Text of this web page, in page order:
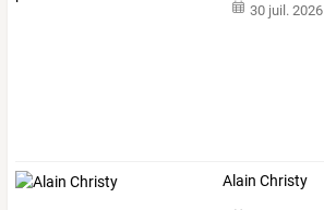
30 juil. 2026
Alain Christy